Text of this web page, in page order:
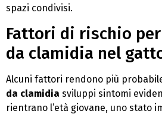
spazi condivisi.
Fattori di rischio
da clamidia nel
Alcuni fattori rendono più
da clamidia sviluppi sintomi
rientrano l’età giovane, uno stato